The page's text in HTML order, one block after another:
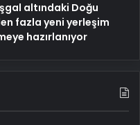
altındaki Doğu
fazla yeni yerleşim
hazırlanıyor